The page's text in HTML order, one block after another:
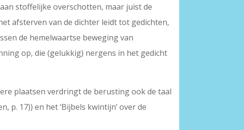
stoffelijke overschotten, maar juist de
afsterven van de dichter leidt tot gedichten,
de hemelwaartse beweging van
op, die (gelukkig) nergens in het gedicht
plaatsen verdringt de berusting ook de taal
p. 17)) en het ‘Bijbels kwintijn’ over de